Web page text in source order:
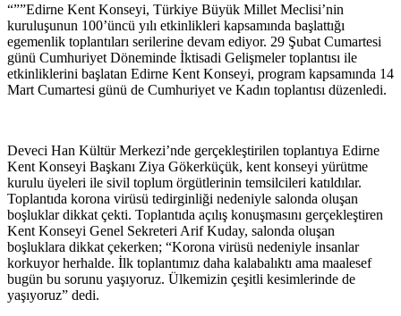
“””Edirne Kent Konseyi, Türkiye Büyük Millet Meclisi’nin
kuruluşunun 100’üncü yılı etkinlikleri kapsamında başlattığı
egemenlik toplantıları serilerine devam ediyor. 29 Şubat Cumartesi
günü Cumhuriyet Döneminde İktisadi Gelişmeler toplantısı ile
etkinliklerini başlatan Edirne Kent Konseyi, program kapsamında 14
Mart Cumartesi günü de Cumhuriyet ve Kadın toplantısı düzenledi.
Deveci Han Kültür Merkezi’nde gerçekleştirilen toplantıya Edirne
Kent Konseyi Başkanı Ziya Gökerküçük, kent konseyi yürütme
kurulu üyeleri ile sivil toplum örgütlerinin temsilcileri katıldılar.
Toplantıda korona virüsü tedirginliği nedeniyle salonda oluşan
boşluklar dikkat çekti. Toplantıda açılış konuşmasını gerçekleştiren
Kent Konseyi Genel Sekreteri Arif Kuday, salonda oluşan
boşluklara dikkat çekerken; “Korona virüsü nedeniyle insanlar
korkuyor herhalde. İlk toplantımız daha kalabalıktı ama maalesef
bugün bu sorunu yaşıyoruz. Ülkemizin çeşitli kesimlerinde de
yaşıyoruz” dedi.